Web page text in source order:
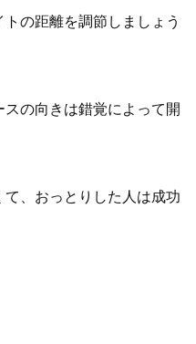
の距離を調節しましょう
の向きは錯覚によって開
て、おっとりした人は成功